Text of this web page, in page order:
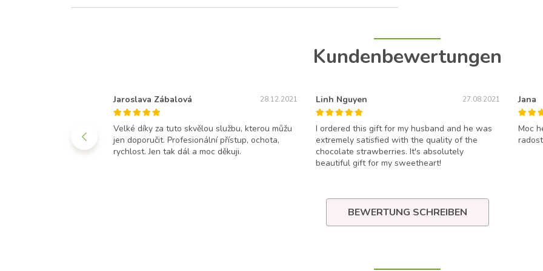
Kundenbewertungen
Jaroslava Zábalová 28.12.2021
Velké díky za tuto skvělou službu, kterou můžu
jen doporučit. Profesionální přístup, ochota,
rychlost. Jen tak dál a moc děkuji.
Linh Nguyen 27.08.2021
I ordered this gift for my husband and he was
extremely satisfied with the quality of the
chocolate strawberries. It's absolutely
beautiful gift for my sweetheart!
Jana
Moc
BEWERTUNG SCHREIBEN